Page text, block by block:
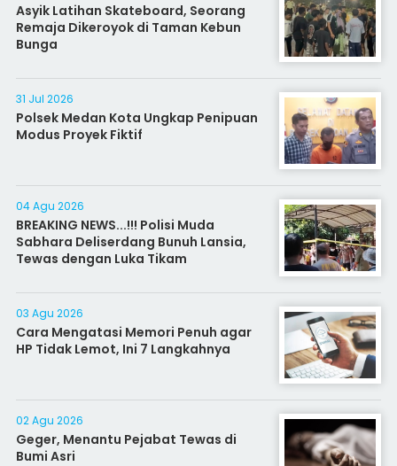
Asyik Latihan Skateboard, Seorang
Remaja Dikeroyok di Taman Kebun
Bunga
31 Jul 2026
Polsek Medan Kota Ungkap Penipuan
Modus Proyek Fiktif
04 Agu 2026
BREAKING NEWS...!!! Polisi Muda
Sabhara Deliserdang Bunuh Lansia,
Tewas dengan Luka Tikam
03 Agu 2026
Cara Mengatasi Memori Penuh agar
HP Tidak Lemot, Ini 7 Langkahnya
02 Agu 2026
Geger, Menantu Pejabat Tewas di
Bumi Asri